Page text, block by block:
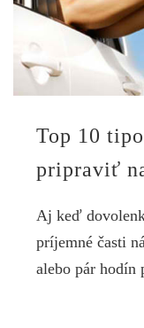
Top 10
pripraviť
Aj keď
príjemné časti
alebo pár hodín